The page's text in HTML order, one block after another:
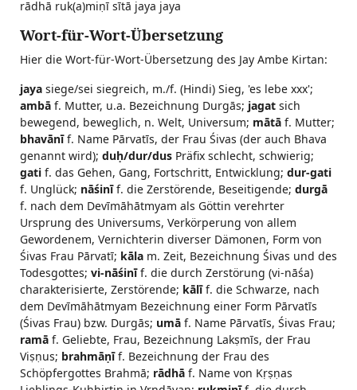
rādhā ruk(a)miṇī sītā jaya jaya
Wort-für-Wort-Übersetzung
Hier die Wort-für-Wort-Übersetzung des Jay Ambe Kirtan:
jaya siege/sei siegreich, m./f. (Hindi) Sieg, 'es lebe xxx';
ambā f. Mutter, u.a. Bezeichnung Durgās; jagat sich
bewegend, beweglich, n. Welt, Universum; mātā f. Mutter;
bhavānīf. Name Pārvatīs, der Frau Śivas (der auch Bhava
genannt wird); duḥ/dur/dus Präfix schlecht, schwierig;
gati f. das Gehen, Gang, Fortschritt, Entwicklung; dur-gati
f. Unglück; nāśinīf. die Zerstörende, Beseitigende; durgā
f. nach dem Devīmāhātmyam als Göttin verehrter
Ursprung des Universums, Verkörperung von allem
Gewordenem, Vernichterin diverser Dämonen, Form von
Śivas Frau Pārvatī; kāla m. Zeit, Bezeichnung Śivas und des
Todesgottes; vi-nāśinīf. die durch Zerstörung (vi-nāśa)
charakterisierte, Zerstörende; kālīf. die Schwarze, nach
dem Devīmāhātmyam Bezeichnung einer Form Pārvatīs
(Śivas Frau) bzw. Durgās; umā f. Name Pārvatīs, Śivas Frau;
ramā f. Geliebte, Frau, Bezeichnung Lakṣmīs, der Frau
Viṣṇus; brahmāṇīf. Bezeichnung der Frau des
Schöpfergottes Brahmā; rādhā f. Name von Kṛṣṇas